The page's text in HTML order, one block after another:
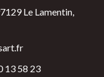
Le Lamentin,
13 58 23